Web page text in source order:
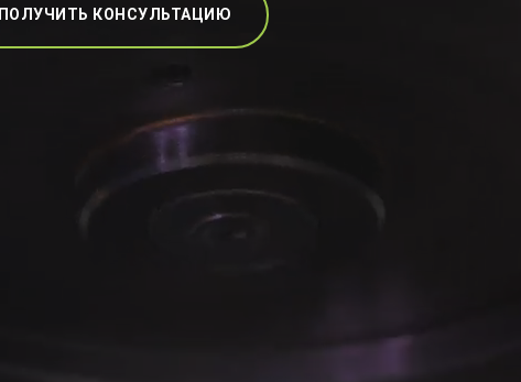
ПОЛУЧИТЬ КОНСУЛЬТАЦИЮ